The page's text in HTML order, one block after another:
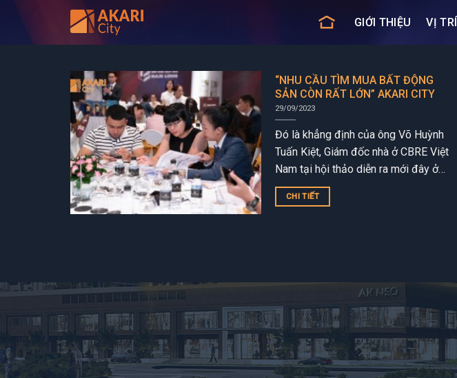
GIỚI THIỆU VỊ TRÍ
“NHU CẦU TÌM MUA BẤT ĐỘNG
SẢN CÒN RẤT LỚN” AKARI CITY
29/09/2023
Đó là khẳng định của ông Võ Huỳnh
Tuấn Kiệt, Giám đốc nhà ở CBRE Việt
Nam tại hội thảo diễn ra mới đây ở
Hồ Chí Minh. Với nhu...
CHI TIẾT